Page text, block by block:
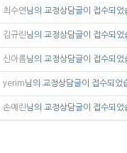
최수연님의 교정상담글이 접수되었
김규린님의 교정상담글이 접수되었
신아름님의 교정상담글이 접수되었
yerim님의 교정상담글이 접수되었
손예린님의 교정상담글이 접수되었